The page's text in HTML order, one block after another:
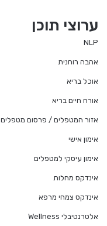
ערוצי תוכן
NLP
אהבה רוחנית
אוכל בריא
אורח חיים בריא
אזור המטפלים / פרסום מטפלים
אימון אישי
אימון עיסקי למטפלים
אינדקס מחלות
אינדקס צמחי מרפא
אלטרנטיבלי Wellness